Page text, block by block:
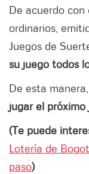
De acuerdo
ordinarios,
Juegos de
su juego todos
De esta manera,
jugar el próximo
(Te puede
Lotería de
paso)